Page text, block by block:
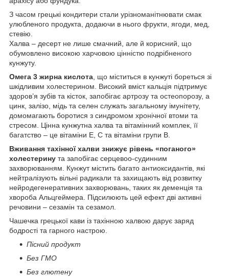
З часом грецькі кондитери стали урізноманітнювати смак
улюбленого продукта, додаючи в нього фрукти, ягоди, мед,
стевію.
Халва – десерт не лише смачний, але й корисний, що
обумовлено високою харчовою цінністю подрібненого
кунжуту.
Омега 3 жирна кислота , що міститься в кунжуті бореться зі
шкідливим холестерином. Високий вміст кальція підтримує
здоров’я зубів та кісток, запобігає артрозу та остеопорозу, а
цинк, залізо, мідь та селен служать загальному імунітету,
домомагають боротися з синдромом хронічної втоми та
стресом. Цінна кунжутна халва та вітамінний комплек, її
багатство – це вітаміни Е, С та вітаміни групи В.
Вживання тахінної халви знижує рівень «поганого»
холестерину та запобігає серцевоо-судинним
захворюванням. Кунжут містить багато антиоксидантів, які
нейтралізують вільні радикали та захищають від розвитку
нейродегенеративних захворювань, таких як деменція та
хвороба Альцгеймера. Підсилюють цей ефект дві активні
речовини – сезамін та сезамол.
Чашечка грецької кави із тахінною халвою дарує заряд
бодрості та гарного настрою.
Пісний продукт
Без ГМО
Без глютену